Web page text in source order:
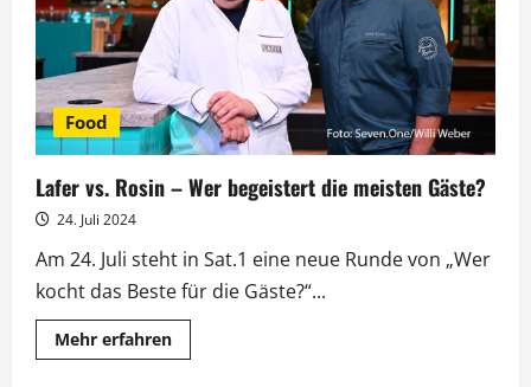
Food
Lafer vs. Rosin – Wer begeistert die meisten Gäste?
24. Juli 2024
Am 24. Juli steht in Sat.1 eine neue Runde von „Wer
kocht das Beste für die Gäste?“...
Mehr erfahrenMehr
Informationen